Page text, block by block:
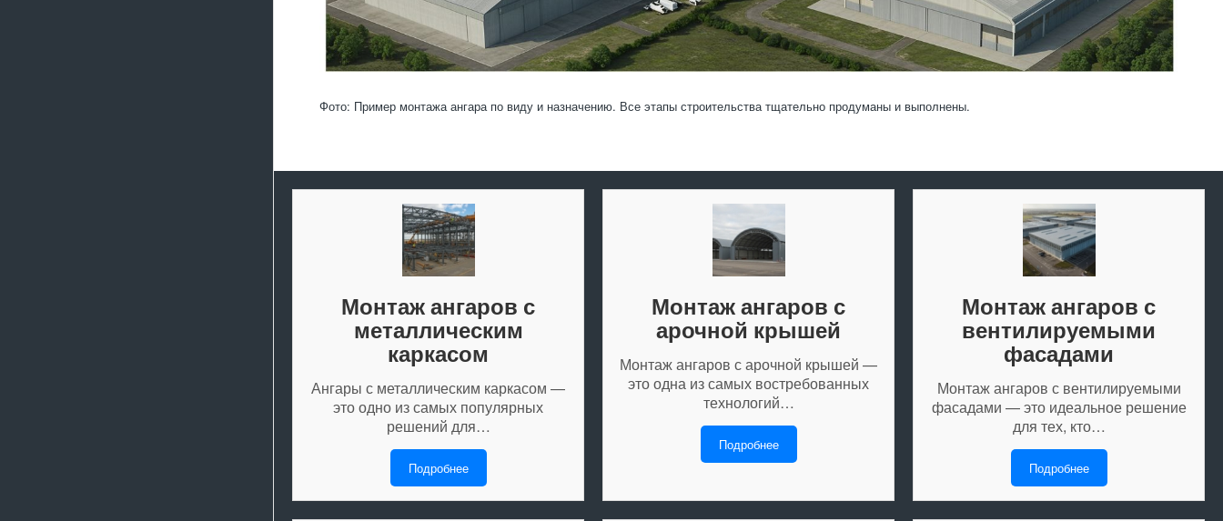
Фото: Пример монтажа ангара по виду и назначению. Все этапы строительства тщательно продуманы и выполнены.
Монтаж ангаров с
металлическим
каркасом
Ангары с металлическим каркасом —
это одно из самых популярных
решений для…
Подробнее
Монтаж ангаров с
арочной крышей
Монтаж ангаров с арочной крышей —
это одна из самых востребованных
технологий…
Подробнее
Монтаж ангаров с
вентилируемыми
фасадами
Монтаж ангаров с вентилируемыми
фасадами — это идеальное решение
для тех, кто…
Подробнее